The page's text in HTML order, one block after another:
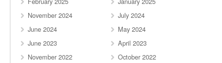
November 2024
July 2024
June 2024
May 2024
June 2023
April 2023
November 2022
October 2022